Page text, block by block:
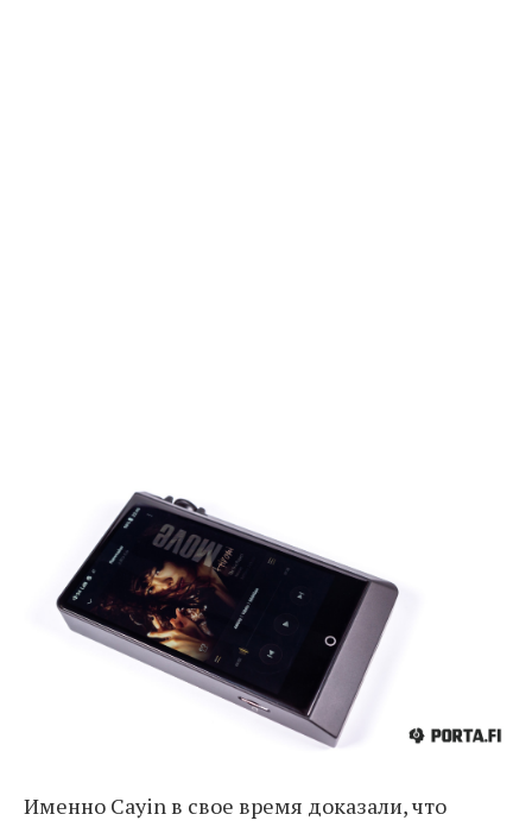
Именно Cayin в свое время доказали, что